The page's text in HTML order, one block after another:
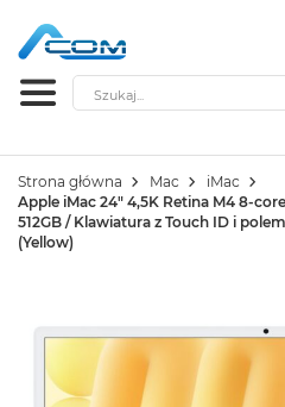
Szukaj
Strona główna Mac
iMac
Apple iMac 24" 4,5K Retina M4 8-
512GB / Klawiatura z Touch ID i
(Yellow)